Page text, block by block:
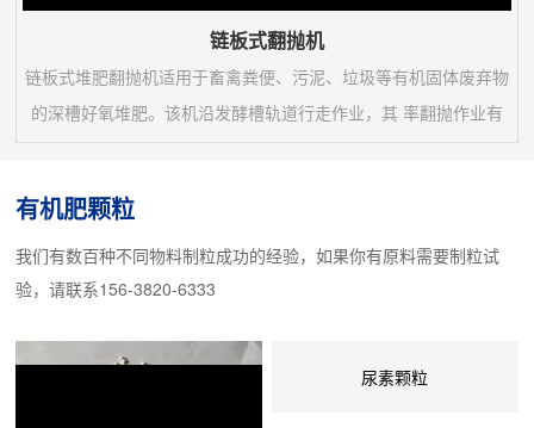
链板式翻抛机
链板式堆肥翻抛机适用于畜禽粪便、污泥、垃圾等有机固体废弃物
的深槽好氧堆肥。该机沿发酵槽轨道行走作业，其 率翻抛作业有
托板结构，翻抛阻力小省电节能，适合深槽作业。2、翻抛托板配
备柔性张紧和弹性减震系统，保护传动系统和工作部件 作业。3、
翻抛托板上装有可拆换的耐磨曲面齿刀390...
有机肥颗粒
我们有数百种不同物料制粒成功的经验，如果你有原料需要制粒试
验，请联系156-3820-6333
尿素颗粒